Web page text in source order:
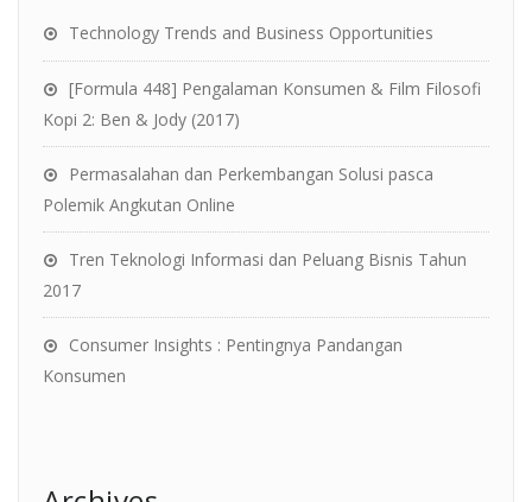
Technology Trends and Business Opportunities
[Formula 448] Pengalaman Konsumen & Film Filosofi
Kopi 2: Ben & Jody (2017)
Permasalahan dan Perkembangan Solusi pasca
Polemik Angkutan Online
Tren Teknologi Informasi dan Peluang Bisnis Tahun
2017
Consumer Insights : Pentingnya Pandangan
Konsumen